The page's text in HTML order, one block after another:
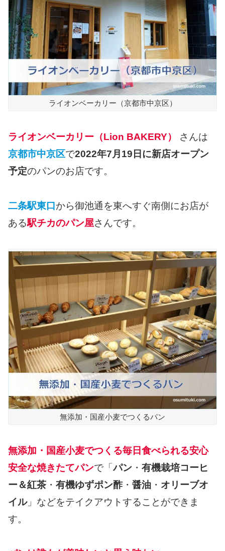
ライオンベーカリー（京都市中京区）
ライオンベーカリー（Lion BAKERY）
さんは
京都市中京区で2022年7月19日に新店オープン
予定のパンのお店です。
二条駅東口から御池通を東へすぐ南側にお店が
ある駅チカのパン屋さんです。
無添加・国産小麦でつくるパン
無添加・国産小麦でつくる毎日食べられる安心
安全な焼きたてパンで「パン ・ 有機栽培コーヒ
ー＆紅茶 ・ 有機ゆずポン酢・ 醤油 ・ オリーブオ
イル」などをテイクアウトすることができま
す。